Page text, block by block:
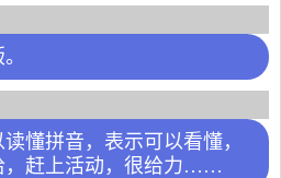
懂拼音，表示可以看懂，
，赶上活动，很给力……